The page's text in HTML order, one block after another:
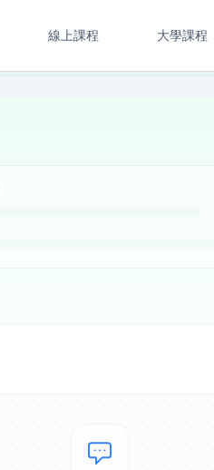
線上課程 大學課程